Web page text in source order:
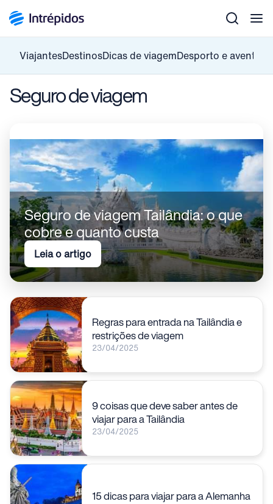
ViajantesDestinosDicas de viagemDesporto e aventura
Seguro de viagem
Seguro de viagem Tailândia: o que
cobre e quanto custa
Leia o artigo
Regras para entrada na Tailândia e
restrições de viagem
23/04/2025
9 coisas que deve saber antes de
viajar para a Tailândia
23/04/2025
15 dicas para viajar para a Alemanha